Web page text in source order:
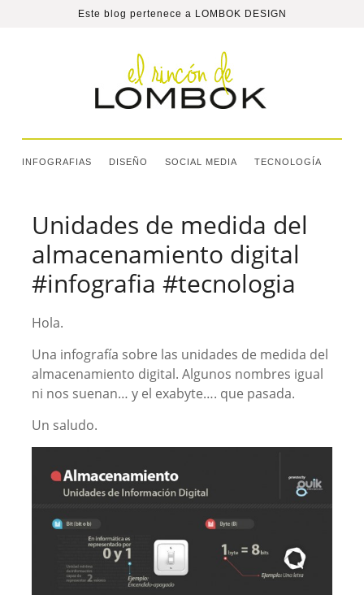
Este blog pertenece a LOMBOK DESIGN
INFOGRAFIAS DISEÑO SOCIAL MEDIA TECNOLOGÍA
Unidades de medida del
almacenamiento digital
#infografia #tecnologia
Hola.
Una infografía sobre las unidades de medida del
almacenamiento digital. Algunos nombres igual
ni nos suenan… y el exabyte…. que pasada.
Un saludo.